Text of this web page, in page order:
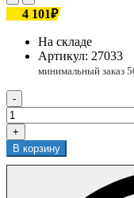
4 101₽
На складе
Артикул: 27033
-
+
В корзину